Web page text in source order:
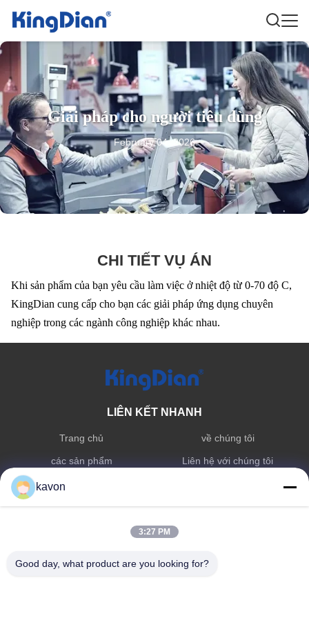
Giải pháp cho người tiêu dùng
February 04, 2026
CHI TIẾT VỤ ÁN
Khi sản phẩm của bạn yêu cầu làm việc ở nhiệt độ từ 0-70 độ C,
KingDian cung cấp cho bạn các giải pháp ứng dụng chuyên
nghiệp trong các ngành công nghiệp khác nhau.
LIÊN KẾT NHANH
Trang chủ về chúng tôi
các sản phẩm Liên hệ với chúng tôi
Động cơ trạng thái rắn bên
kavon
3:27 PM
Good day, what product are you looking for?